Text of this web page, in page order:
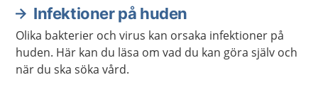
Infektioner på huden
Olika bakterier och virus kan orsaka infektioner på
huden. Här kan du läsa om vad du kan göra själv och
när du ska söka vård.